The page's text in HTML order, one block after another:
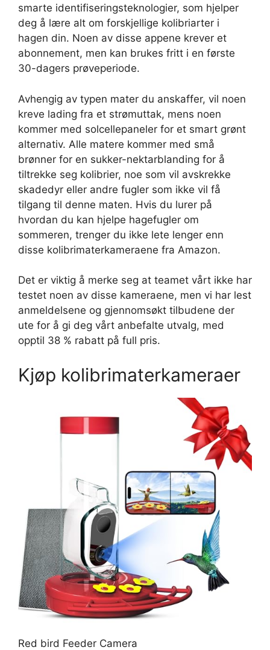
smarte identifiseringsteknologier, som hjelper
deg å lære alt om forskjellige kolibriarter i
hagen din. Noen av disse appene krever et
abonnement, men kan brukes fritt i en første
30-dagers prøveperiode.
Avhengig av typen mater du anskaffer, vil noen
kreve lading fra et strømuttak, mens noen
kommer med solcellepaneler for et smart grønt
alternativ. Alle matere kommer med små
brønner for en sukker-nektarblanding for å
tiltrekke seg kolibrier, noe som vil avskrekke
skadedyr eller andre fugler som ikke vil få
tilgang til denne maten. Hvis du lurer på
hvordan du kan hjelpe hagefugler om
sommeren, trenger du ikke lete lenger enn
disse kolibrimaterkameraene fra Amazon.
Det er viktig å merke seg at teamet vårt ikke har
testet noen av disse kameraene, men vi har lest
anmeldelsene og gjennomsøkt tilbudene der
ute for å gi deg vårt anbefalte utvalg, med
opptil 38 % rabatt på full pris.
Kjøp kolibrimaterkameraer
Red bird Feeder Camera